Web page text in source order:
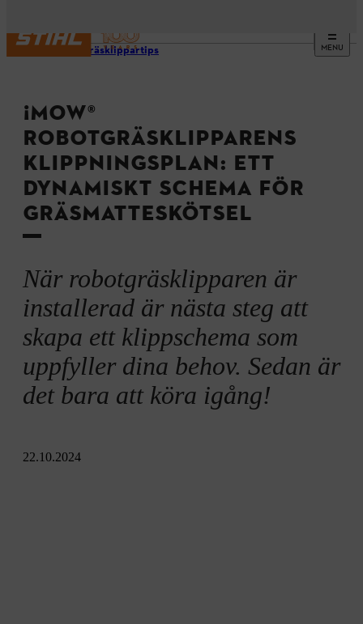
MENU
Robotgräsklippartips
¡MOW®
ROBOTGRÄSKLIPPARENS
KLIPPNINGSPLAN: ETT
DYNAMISKT SCHEMA FÖR
GRÄSMATTESKÖTSEL
När robotgräsklipparen är
installerad är nästa steg att
skapa ett klippschema som
uppfyller dina behov. Sedan är
det bara att köra igång!
22.10.2024